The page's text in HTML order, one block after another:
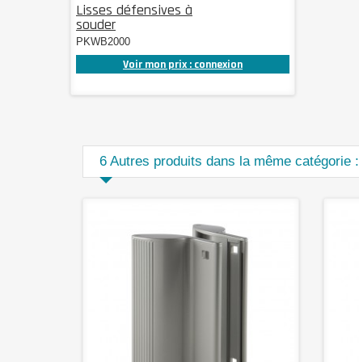
Lisses défensives à
souder
PKWB2000
Voir mon prix : connexion
6 Autres produits dans la même catégorie :